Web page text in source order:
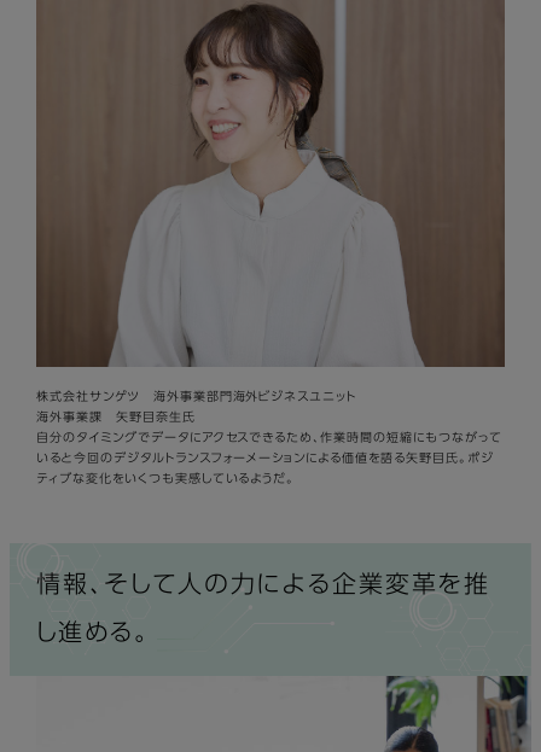
株式会社サンゲツ 海外事業部門海外ビジネスユニット
海外事業課 矢野目奈生氏
自分のタイミングでデータにアクセスできるため、作業時間の短縮にもつながって
いると今回のデジタルトランスフォーメーションによる価値を語る矢野目氏。ポジ
ティブな変化をいくつも実感しているようだ。
情報、そして人の力による企業変革を推
し進める。